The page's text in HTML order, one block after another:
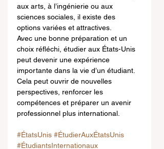
aux arts, à l’ingénierie ou aux
sciences sociales, il existe des
options variées et attractives.
Avec une bonne préparation et un
choix réfléchi, étudier aux États-Unis
peut devenir une expérience
importante dans la vie d’un étudiant.
Cela peut ouvrir de nouvelles
perspectives, renforcer les
compétences et préparer un avenir
professionnel plus international.
#ÉtatsUnis #ÉtudierAuxÉtatsUnis
#ÉtudiantsInternationaux